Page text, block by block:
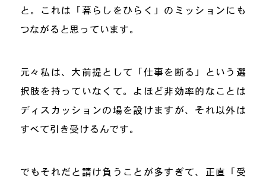
と。これは「暮らしをひらく」のミッションにも
つながると思っています。
元々私は、大前提として「仕事を断る」という選
択肢を持っていなくて。よほど非効率的なことは
ディスカッションの場を設けますが、それ以外は
すべて引き受けるんです。
でもそれだと請け負うことが多すぎて、正直「受